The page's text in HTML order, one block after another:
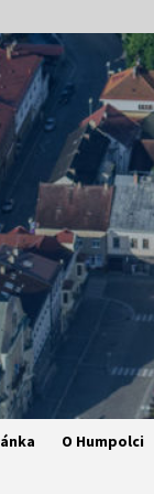
O Humpolci